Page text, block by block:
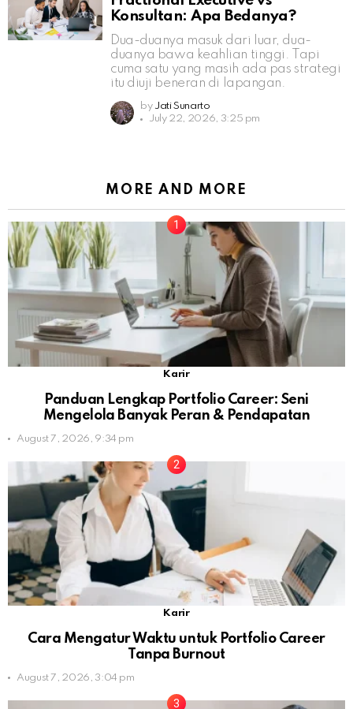
Konsultan: Apa Bedanya?
Dua-duanya masuk dari luar, dua-
duanya bawa keahlian tinggi. Tapi
cuma satu yang masih ada pas strategi
itu diuji beneran di lapangan.
by Jati Sunarto
July 22, 2026, 3:25 pm
MORE AND MORE
Karir
Panduan Lengkap Portfolio Career: Seni
Mengelola Banyak Peran & Pendapatan
August 7, 2026, 9:34 pm
Karir
Cara Mengatur Waktu untuk Portfolio Career
Tanpa Burnout
August 7, 2026, 3:04 pm